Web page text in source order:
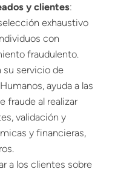
y clientes:
exhaustivo
con
fraudulento.
su servicio de
, ayuda a las
fraude al realizar
validación y
y financieras,
a los clientes sobre